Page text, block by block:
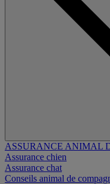
ASSURANCE ANIMAL
Assurance chien
Assurance chat
Conseils animal de